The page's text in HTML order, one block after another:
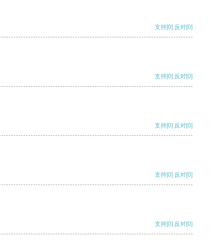
支持[0] 反对[0]
支持[0] 反对[0]
支持[0] 反对[0]
支持[0] 反对[0]
支持[0] 反对[0]